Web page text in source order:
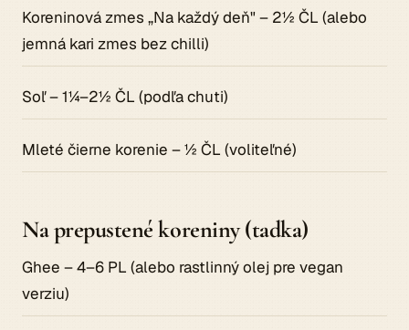
Koreninová zmes „Na každý deň" – 2½ ČL (alebo
jemná kari zmes bez chilli)
Soľ – 1¼–2½ ČL (podľa chuti)
Mleté čierne korenie – ½ ČL (voliteľné)
Na prepustené koreniny (tadka)
Ghee – 4–6 PL (alebo rastlinný olej pre vegan
verziu)